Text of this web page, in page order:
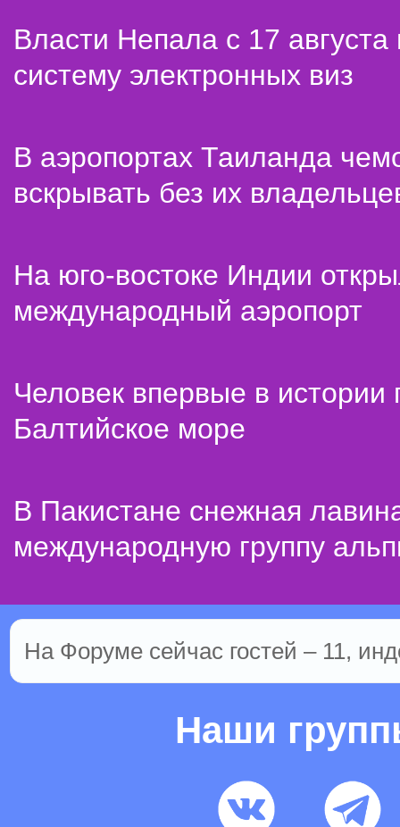
Власти Непала с 17 августа
систему электронных виз
В аэропортах Таиланда
вскрывать без их
На юго-востоке Индии
международный аэропорт
Человек впервые в истории
Балтийское море
В Пакистане снежная
международную группу
На Форуме сейчас гостей – 11,
Наши